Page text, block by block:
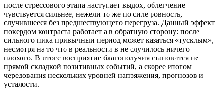
после стрессового этапа наступает выдох, облегчение
чувствуется сильнее, нежели то же по силе ровность,
случившееся без предшествующего перегруза. Данный эффект
покердом контраста работает а в обратную сторону: после
сильного пика привычный период может казаться «тусклым»,
несмотря на то что в реальности в не случилось ничего
плохого. В итоге восприятие благополучия становится не
прямой складкой позитивных событий, а скорее итогом
чередования нескольких уровней напряжения, прогнозов и
усталости.